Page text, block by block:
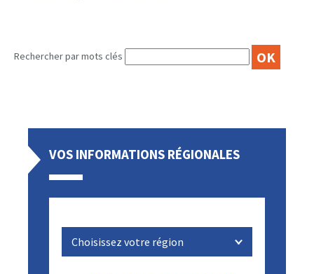
Rechercher par mots clés OK
VOS INFORMATIONS RÉGIONALES